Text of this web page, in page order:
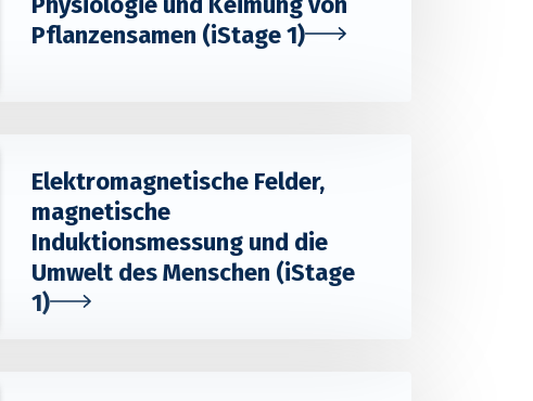
Pflanzensamen (iStage 1)
Elektromagnetische Felder,
magnetische
Induktionsmessung und die
Umwelt des Menschen (iStage
1)